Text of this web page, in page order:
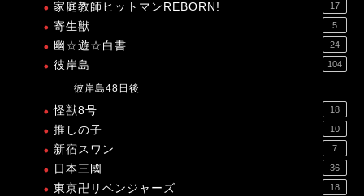
家庭教師ヒットマンREBORN! 17
寄生獣 5
幽☆遊☆白書 24
彼岸島 104
彼岸島48日後
怪獣8号 18
推しの子 10
新宿スワン 7
日本三國 36
東京卍リベンジャーズ 18